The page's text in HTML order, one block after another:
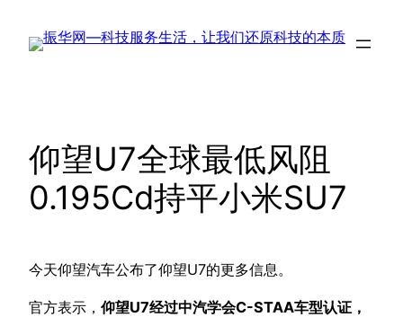
仰望U7全球最低风阻
0.195Cd持平小米SU7
今天仰望汽车公布了仰望U7的更多信息。
官方表示， 仰望U7经过中汽学会C-STAA车型认证，